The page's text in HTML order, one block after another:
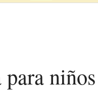
para niños